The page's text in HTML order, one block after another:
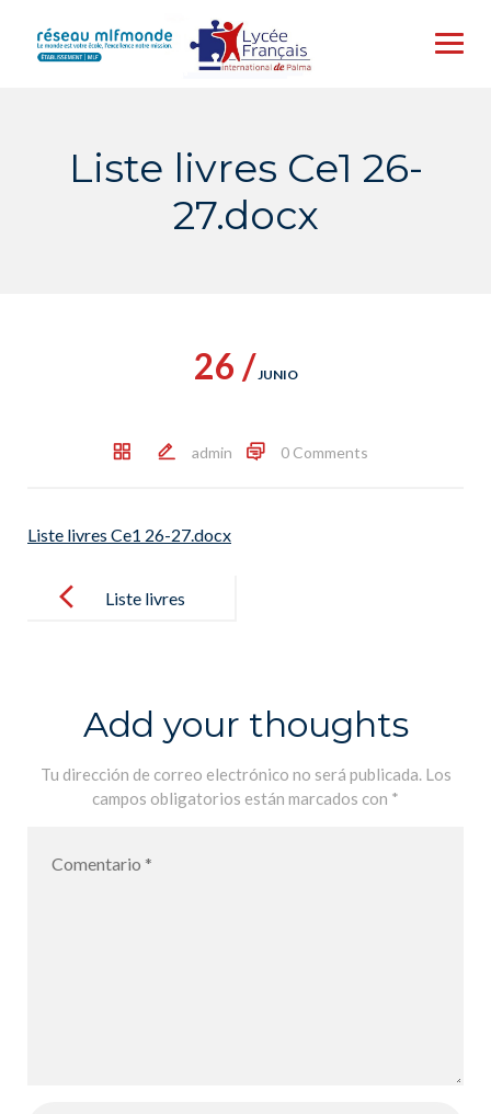
content
Liste livres Ce1 26-
27.docx
26 /JUNIO
admin 0 Comments
Liste livres Ce1 26-27.docx
navigation Liste livres
Add your thoughts
Tu dirección de correo electrónico no será publicada. Los
campos obligatorios están marcados con *